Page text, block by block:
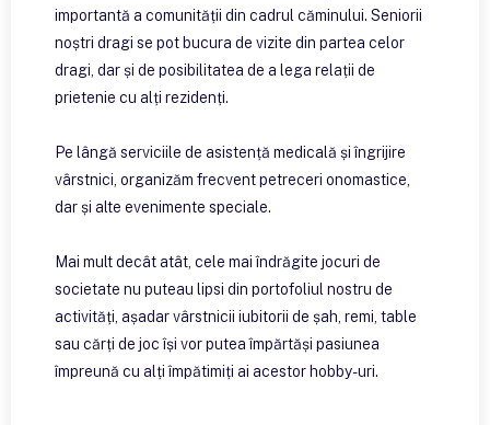
importantă a comunității din cadrul căminului. Seniorii
noștri dragi se pot bucura de vizite din partea celor
dragi, dar și de posibilitatea de a lega relații de
prietenie cu alți rezidenți.
Pe lângă serviciile de asistență medicală și îngrijire
vârstnici, organizăm frecvent petreceri onomastice,
dar și alte evenimente speciale.
Mai mult decât atât, cele mai îndrăgite jocuri de
societate nu puteau lipsi din portofoliul nostru de
activități, așadar vârstnicii iubitorii de șah, remi, table
sau cărți de joc își vor putea împărtăși pasiunea
împreună cu alți împătimiți ai acestor hobby-uri.